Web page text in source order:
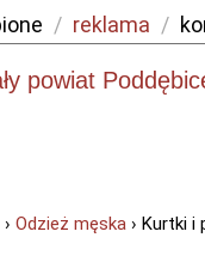
/ reklama /
› Odzież męska › Kurtki i